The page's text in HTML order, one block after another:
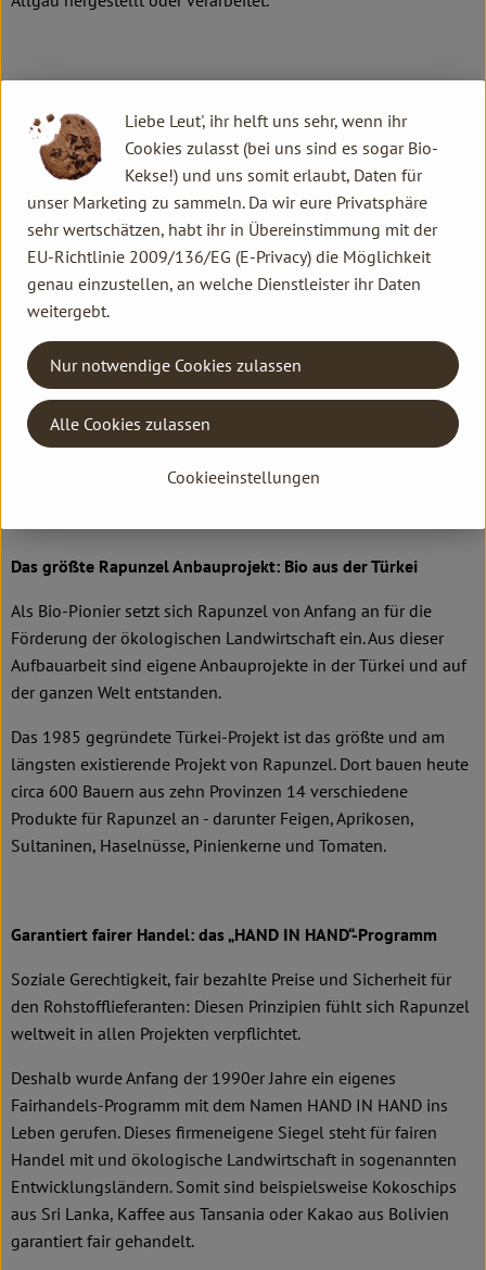
Produktqualität steht bei Rapunzel an erster Stelle. Das
Qualitätssicherungs-Team nimmt daher eine Schlüsselposition
im Unternehmen ein. Die Kontrollen der Rohstoffe beginnen
bereits auf dem Feld. Bei Wareneingang werden alle Rohstoffe
und Produkte beprobt. Zusätzlich werden sie durch anerkannte
externe Labors unabhängig analysiert.
Wie schon zu Beginn liegen Rapunzel auch heute die
persönlichen Kontakte zu den Lieferanten und langfristige
Partnerschaften besonders am Herzen. Besuche vor Ort,
Beratung durch eigene Agrar-Ingenieure und der rege
Austausch miteinander sichern die einwandfreie Qualität der
Rohstoffe ab. Das schafft Transparenz - vom Feld bis zum
Teller des Verbrauchers.
Das größte Rapunzel Anbauprojekt: Bio aus der Türkei
Als Bio-Pionier setzt sich Rapunzel von Anfang an für die
Förderung der ökologischen Landwirtschaft ein. Aus dieser
Aufbauarbeit sind eigene Anbauprojekte in der Türkei und auf
der ganzen Welt entstanden.
Das 1985 gegründete Türkei-Projekt ist das größte und am
längsten existierende Projekt von Rapunzel. Dort bauen heute
circa 600 Bauern aus zehn Provinzen 14 verschiedene
Produkte für Rapunzel an - darunter Feigen, Aprikosen,
Sultaninen, Haselnüsse, Pinienkerne und Tomaten.
Garantiert fairer Handel: das „HAND IN HAND“-Programm
Soziale Gerechtigkeit, fair bezahlte Preise und Sicherheit für
den Rohstofflieferanten: Diesen Prinzipien fühlt sich Rapunzel
weltweit in allen Projekten verpflichtet.
Deshalb wurde Anfang der 1990er Jahre ein eigenes
Fairhandels-Programm mit dem Namen HAND IN HAND ins
Leben gerufen. Dieses firmeneigene Siegel steht für fairen
Handel mit und ökologische Landwirtschaft in sogenannten
Entwicklungsländern. Somit sind beispielsweise Kokoschips
aus Sri Lanka, Kaffee aus Tansania oder Kakao aus Bolivien
garantiert fair gehandelt.
Liebe Leut', ihr helft uns sehr, wenn ihr
Cookies zulasst (bei uns sind es sogar Bio-
Kekse!) und uns somit erlaubt, Daten für
unser Marketing zu sammeln. Da wir eure Privatsphäre
sehr wertschätzen, habt ihr in Übereinstimmung mit der
EU-Richtlinie 2009/136/EG (E-Privacy) die Möglichkeit
genau einzustellen, an welche Dienstleister ihr Daten
weitergebt.
Cookieeinstellungen
Nur notwendige Cookies zulassen
Alle Cookies zulassen